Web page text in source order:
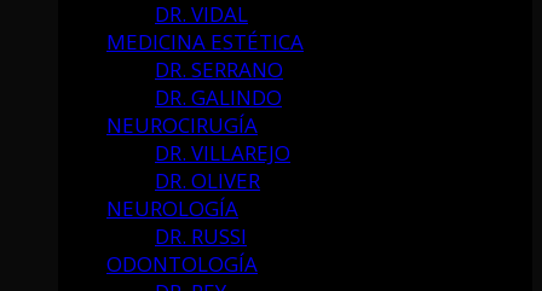
DR. VIDAL
MEDICINA ESTÉTICA
DR. SERRANO
DR. GALINDO
NEUROCIRUGÍA
DR. VILLAREJO
DR. OLIVER
NEUROLOGÍA
DR. RUSSI
ODONTOLOGÍA